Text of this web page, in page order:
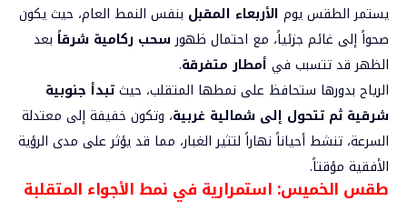
يستمر الطقس يوم الأربعاء المقبل بنفس النمط العام، حيث يكون
صحواً إلى غائم جزئياً، مع احتمال ظهورسحب ركامية شرقاً بعد
الظهر قد تتسبب في أمطار متفرقة.
الرياح بدورها ستحافظ على نمطها المتقلب، حيثتبدأ جنوبية
شرقية ثم تتحول إلى شمالية غربية، وتكون خفيفة إلى معتدلة
السرعة، تنشط أحياناً نهاراً لتثير الغبار، مما قد يؤثر على مدى الرؤية
الأفقية مؤقتاً.
طقس الخميس: استمرارية في نمط الأجواء المتقلبة